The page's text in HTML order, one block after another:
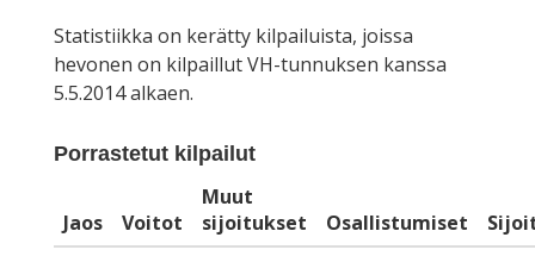
Statistiikka on kerätty kilpailuista, joissa
hevonen on kilpaillut VH-tunnuksen kanssa
5.5.2014 alkaen.
Porrastetut kilpailut
Jaos Voitot
Muut
sijoitukset
Osallistumiset